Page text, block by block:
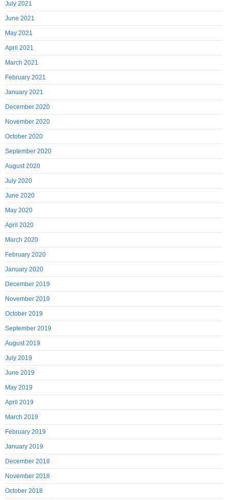
July 2021
June 2021
May 2021
April 2021
March 2021
February 2021
January 2021
December 2020
November 2020
October 2020
September 2020
August 2020
July 2020
June 2020
May 2020
April 2020
March 2020
February 2020
January 2020
December 2019
November 2019
October 2019
September 2019
August 2019
July 2019
June 2019
May 2019
April 2019
March 2019
February 2019
January 2019
December 2018
November 2018
October 2018